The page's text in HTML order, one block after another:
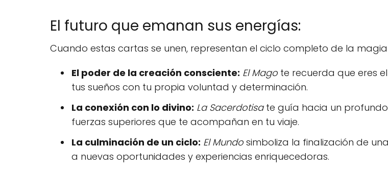
El futuro que emanan sus energías:
Cuando estas cartas se unen, representan el ciclo completo de la
El poder de la creación consciente: El Mago te recuerda que eres
tus sueños con tu propia voluntad y determinación.
La conexión con lo divino: La Sacerdotisate guía hacia un profundo
fuerzas superiores que te acompañan en tu viaje.
La culminación de un ciclo: El Mundo simboliza la finalización de
a nuevas oportunidades y experiencias enriquecedoras.